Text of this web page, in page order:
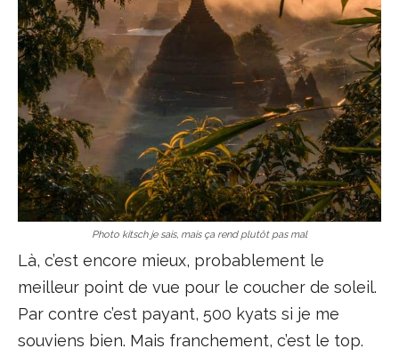
Photo kitsch je sais, mais ça rend plutôt pas mal
Là, c’est encore mieux, probablement le
meilleur point de vue pour le coucher de soleil.
Par contre c’est payant, 500 kyats si je me
souviens bien. Mais franchement, c’est le top.